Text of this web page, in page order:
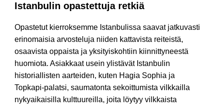
Istanbulin opastettuja retkiä
Opastetut kierroksemme Istanbulissa saavat jatkuvasti
erinomaisia arvosteluja niiden kattavista reiteistä,
osaavista oppaista ja yksityiskohtiin kiinnittyneestä
huomiota. Asiakkaat usein ylistävät Istanbulin
historiallisten aarteiden, kuten Hagia Sophia ja
Topkapi-palatsi, saumatonta sekoittumista vilkkailla
nykyaikaisilla kulttuureilla, joita löytyy vilkkaista